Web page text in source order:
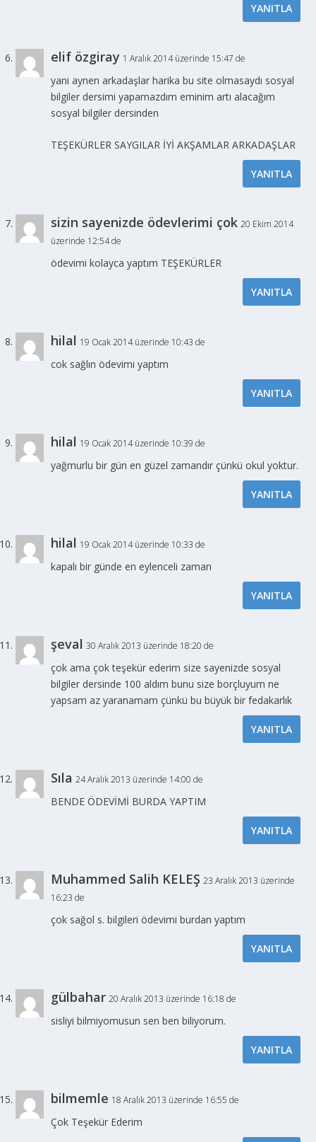
YANITLA
elif özgiray 1 Aralık 2014 üzerinde 15:47 de
yani aynen arkadaşlar harika bu site olmasaydı sosyal
bilgiler dersimi yapamazdım eminim artı alacağım
sosyal bilgiler dersinden
TEŞEKÜRLER SAYGILAR İYİ AKŞAMLAR ARKADAŞLAR
YANITLA
sizin sayenizde ödevlerimi çok 20 Ekim 2014
üzerinde 12:54 de
ödevimi kolayca yaptım TEŞEKÜRLER
YANITLA
hilal 19 Ocak 2014 üzerinde 10:43 de
cok sağlın ödevimi yaptım
YANITLA
hilal 19 Ocak 2014 üzerinde 10:39 de
yağmurlu bir gün en güzel zamandır çünkü okul yoktur.
YANITLA
hilal 19 Ocak 2014 üzerinde 10:33 de
kapalı bir günde en eylenceli zaman
YANITLA
şeval 30 Aralık 2013 üzerinde 18:20 de
çok ama çok teşekür ederim size sayenizde sosyal
bilgiler dersinde 100 aldım bunu size borçluyum ne
yapsam az yaranamam çünkü bu büyük bir fedakarlık
YANITLA
Sıla 24 Aralık 2013 üzerinde 14:00 de
BENDE ÖDEVİMİ BURDA YAPTIM
YANITLA
Muhammed Salih KELEŞ 23 Aralık 2013 üzerinde
16:23 de
çok sağol s. bilgileri ödevimi burdan yaptım
YANITLA
gülbahar 20 Aralık 2013 üzerinde 16:18 de
sisliyi bilmiyomusun sen ben biliyorum.
YANITLA
bilmemle 18 Aralık 2013 üzerinde 16:55 de
Çok Teşekür Ederim